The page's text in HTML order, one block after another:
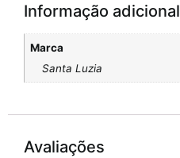
Informação adicional
Marca
Santa Luzia
Avaliações